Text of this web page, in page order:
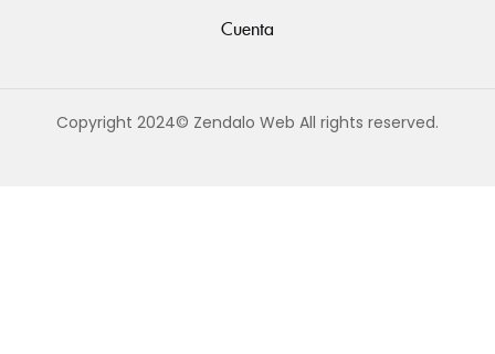
Cuenta
Copyright 2024© Zendalo Web All rights reserved.